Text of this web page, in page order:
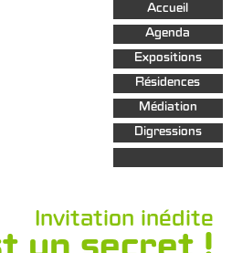
Aller au
contenu
principal
Accueil
Agenda
Expositions
Résidences
Médiation
Digressions
Invitation inédite